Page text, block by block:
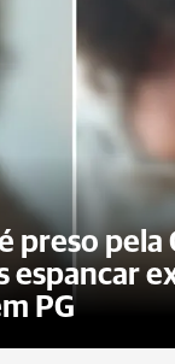
preso pela
espancar
PG